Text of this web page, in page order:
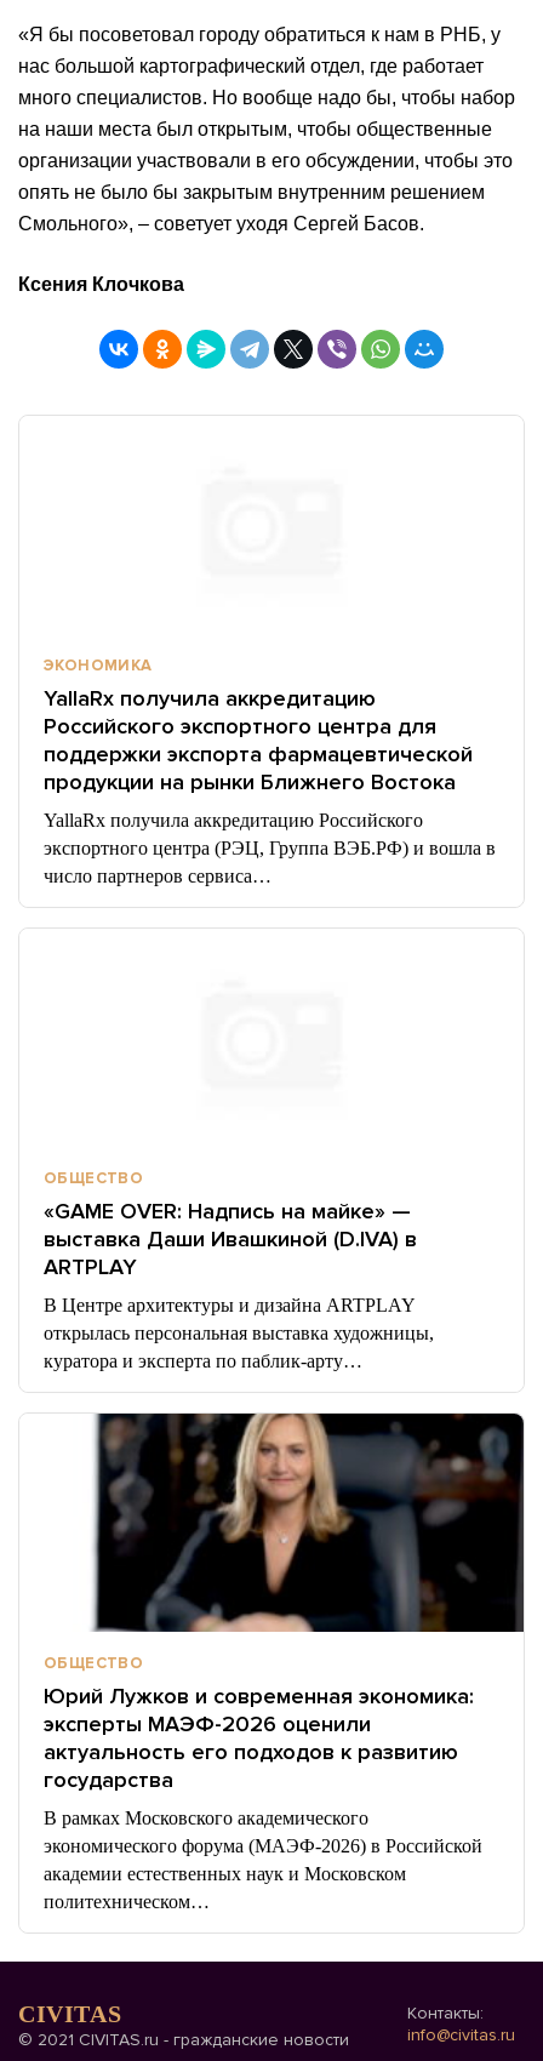
«Я бы посоветовал городу обратиться к нам в РНБ, у
нас большой картографический отдел, где работает
много специалистов. Но вообще надо бы, чтобы набор
на наши места был открытым, чтобы общественные
организации участвовали в его обсуждении, чтобы это
опять не было бы закрытым внутренним решением
Смольного», – советует уходя Сергей Басов.
Ксения Клочкова
ЭКОНОМИКА
YallaRx получила аккредитацию
Российского экспортного центра для
поддержки экспорта фармацевтической
продукции на рынки Ближнего Востока
YallaRx получила аккредитацию Российского
экспортного центра (РЭЦ, Группа ВЭБ.РФ) и вошла в
число партнеров сервиса…
ОБЩЕСТВО
«GAME OVER: Надпись на майке» —
выставка Даши Ивашкиной (D.IVA) в
ARTPLAY
В Центре архитектуры и дизайна ARTPLAY
открылась персональная выставка художницы,
куратора и эксперта по паблик-арту…
ОБЩЕСТВО
Юрий Лужков и современная экономика:
эксперты МАЭФ-2026 оценили
актуальность его подходов к развитию
государства
В рамках Московского академического
экономического форума (МАЭФ-2026) в Российской
академии естественных наук и Московском
политехническом…
CIVITAS
© 2021 CIVITAS.ru - гражданские новости
Контакты:
info@civitas.ru